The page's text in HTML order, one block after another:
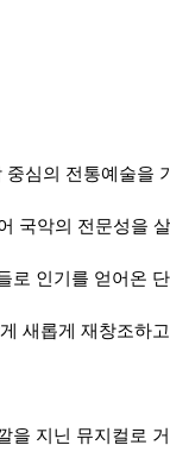
심의 전통예술
국악의 전문성을
로 인기를 얻어온
새롭게 재창조하
을 지닌 뮤지컬로